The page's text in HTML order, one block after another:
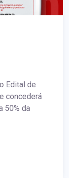
Edital de
concederá
50% da